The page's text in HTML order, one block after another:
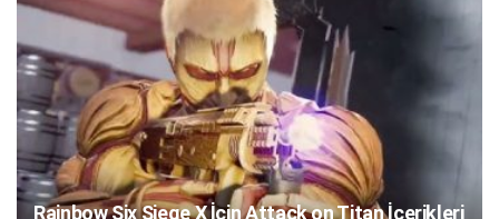
Rainbow Six Siege X İçin Attack on Titan İçerikleri